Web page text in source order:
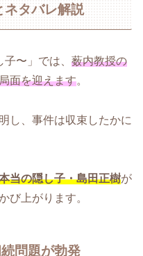
ネタバレ解説
〜」では、 薮内教授の
面を迎えます。
し、事件は収束したかに
当の隠し子・島田正樹が
び上がります。
問題が勃発